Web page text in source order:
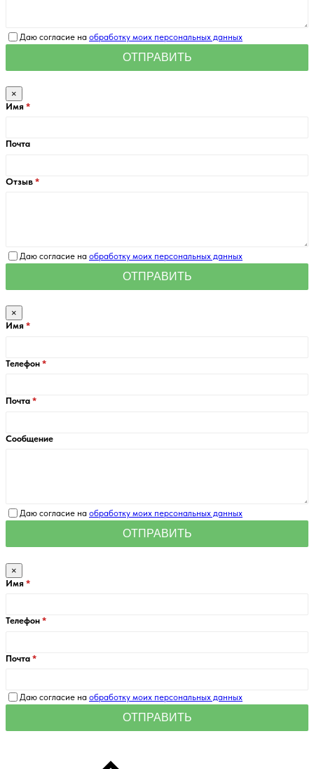
Даю согласие на обработку моих персональных данных
×
Имя
Почта
Отзыв
Даю согласие на обработку моих персональных данных
×
Имя
Телефон
Почта
Сообщение
Даю согласие на обработку моих персональных данных
×
Имя
Телефон
Почта
Даю согласие на обработку моих персональных данных